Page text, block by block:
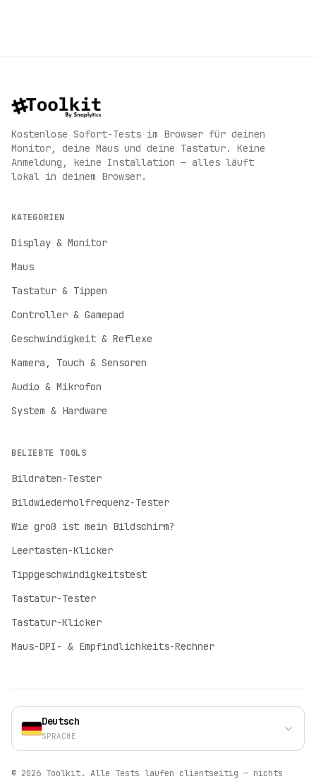
Kostenlose Sofort-Tests im Browser für deinen
Monitor, deine Maus und deine Tastatur. Keine
Anmeldung, keine Installation — alles läuft
lokal in deinem Browser.
KATEGORIEN
Display & Monitor
Maus
Tastatur & Tippen
Controller & Gamepad
Geschwindigkeit & Reflexe
Kamera, Touch & Sensoren
Audio & Mikrofon
System & Hardware
BELIEBTE TOOLS
Bildraten-Tester
Bildwiederholfrequenz-Tester
Wie groß ist mein Bildschirm?
Leertasten-Klicker
Tippgeschwindigkeitstest
Tastatur-Tester
Tastatur-Klicker
Maus-DPI- & Empfindlichkeits-Rechner
Deutsch
SPRACHE
English
Deutsch
German
Español
French
Polski
Polish
© 2026 Toolkit. Alle Tests laufen clientseitig — nichts